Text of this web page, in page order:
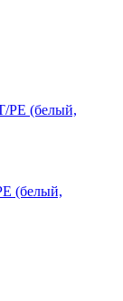
(белый,